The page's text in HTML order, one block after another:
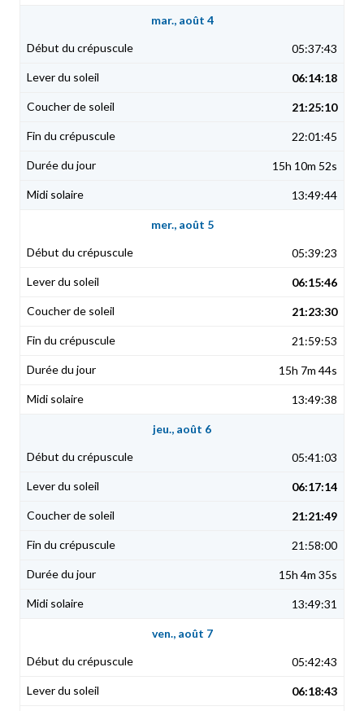
mar., août 4
05:37:43
06:14:18
21:25:10
22:01:45
15h 10m 52s
13:49:44
mer., août 5
05:39:23
06:15:46
21:23:30
21:59:53
15h 7m 44s
13:49:38
jeu., août 6
05:41:03
06:17:14
21:21:49
21:58:00
15h 4m 35s
13:49:31
ven., août 7
05:42:43
06:18:43